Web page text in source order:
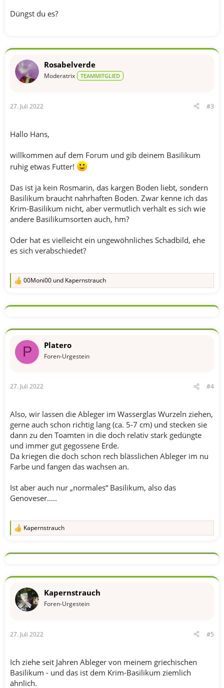
Düngst du es?
Rosabelverde
Moderatrix TEAMMITGLIED
27. Juli 2022 #3
Hallo Hans,
willkommen auf dem Forum und gib deinem Basilikum
ruhig etwas Futter!
Das ist ja kein Rosmarin, das kargen Boden liebt, sondern
Basilikum braucht nahrhaften Boden. Zwar kenne ich das
Krim-Basilikum nicht, aber vermutlich verhält es sich wie
andere Basilikumsorten auch, hm?
Oder hat es vielleicht ein ungewöhnliches Schadbild, ehe
es sich verabschiedet?
R
k
o
e
n
00Moni00 und Kapernstrauch
P Platero
Foren-Urgestein
27. Juli 2022 #4
Also, wir lassen die Ableger im Wasserglas Wurzeln ziehen,
gerne auch schon richtig lang (ca. 5-7 cm) und stecken sie
dann zu den Toamten in die doch relativ stark gedüngte
und immer gut gegossene Erde.
Da kriegen die doch schon rech blässlichen Ableger im nu
Farbe und fangen das wachsen an.
Ist aber auch nur „normales“ Basilikum, also das
Genoveser…..
R
k
o
e
n
Kapernstrauch
Kapernstrauch
Foren-Urgestein
27. Juli 2022 #5
Ich ziehe seit Jahren Ableger von meinem griechischen
Basilikum - und das ist dem Krim-Basilikum ziemlich
ähnlich.